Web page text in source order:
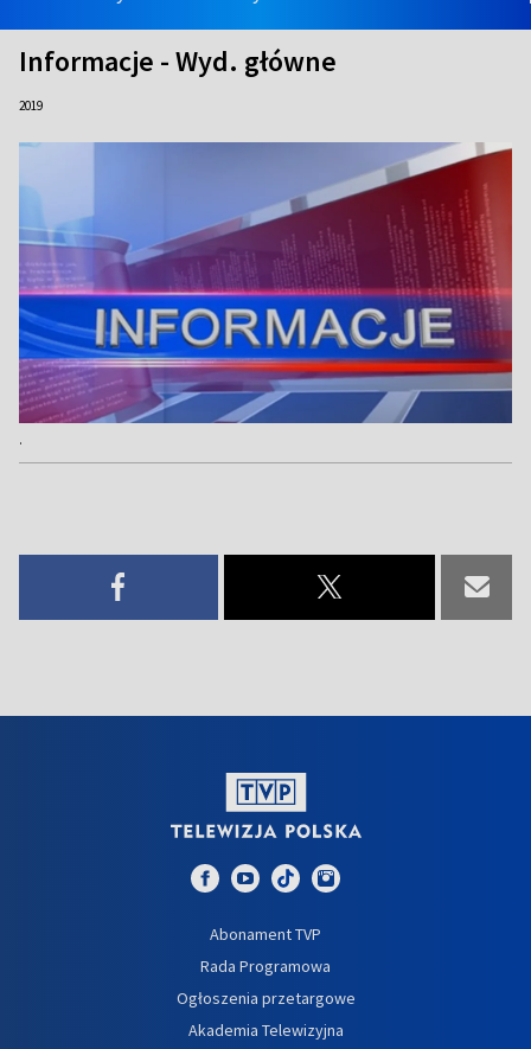
Informacje - Wyd. główne
2019
.
Abonament TVP
Rada Programowa
Ogłoszenia przetargowe
Akademia Telewizyjna